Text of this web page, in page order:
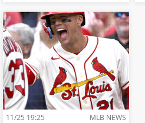
11/25 19:25 MLB NEWS